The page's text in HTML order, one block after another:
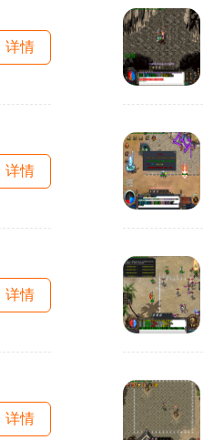
详情
详情
详情
详情